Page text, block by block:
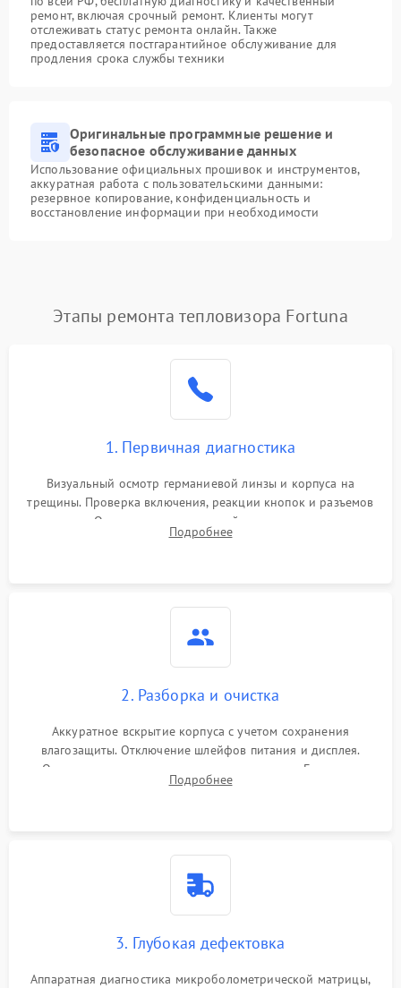
ремонт, включая срочный ремонт. Клиенты могут
отслеживать статус ремонта онлайн. Также
предоставляется постгарантийное обслуживание для
продления срока службы техники
Оригинальные программные решение и
безопасное обслуживание данных
Использование официальных прошивок и инструментов,
аккуратная работа с пользовательскими данными:
резервное копирование, конфиденциальность и
восстановление информации при необходимости
Этапы ремонта тепловизора Fortuna
1. Первичная диагностика
Визуальный осмотр германиевой линзы и корпуса на
трещины. Проверка включения, реакции кнопок и разъемов
зарядки. Оценка вывода тепловой сигнатуры на экран,
проверка базовых функций и считывание системных
Подробнее
2. Разборка и очистка
Аккуратное вскрытие корпуса с учетом сохранения
влагозащиты. Отключение шлейфов питания и дисплея.
Очистка внутренних плат от окислов и пыли. Бережная
обработка германиевого объектива специализированными
Подробнее
3. Глубокая дефектовка
Аппаратная диагностика микроболометрической матрицы,